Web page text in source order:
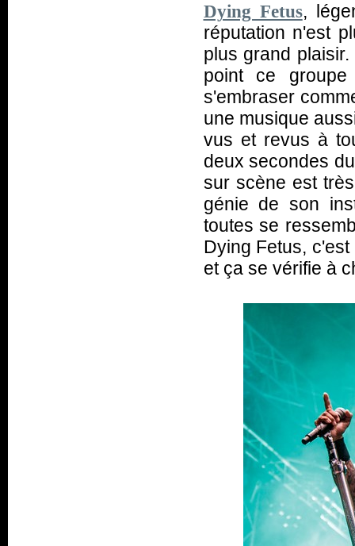
Dying Fetus,
réputation n'est
plus grand
point ce
s'embraser
une musique
vus et revus à
deux secondes
sur scène est
génie de son
toutes se
Dying Fetus,
et ça se vérifie à